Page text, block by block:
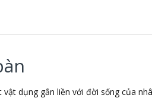
dụng gắn liền với đời sống của